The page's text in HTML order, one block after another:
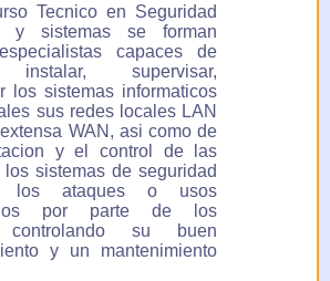
Tecnico en Seguridad
y sistemas se forman
capaces de
instalar, supervisar,
los sistemas informaticos
sus redes locales LAN
WAN, asi como de
y el control de las
sistemas de seguridad
los ataques o usos
por parte de los
controlando su buen
y un mantenimiento
los mismos. Puede
este derecho
por email
por escrito a: Centro
la Introducción de
Tecnologías C/
42-44 (Galerías
- 48011 Bilbao-
(Vizcaya-Bizkaia)